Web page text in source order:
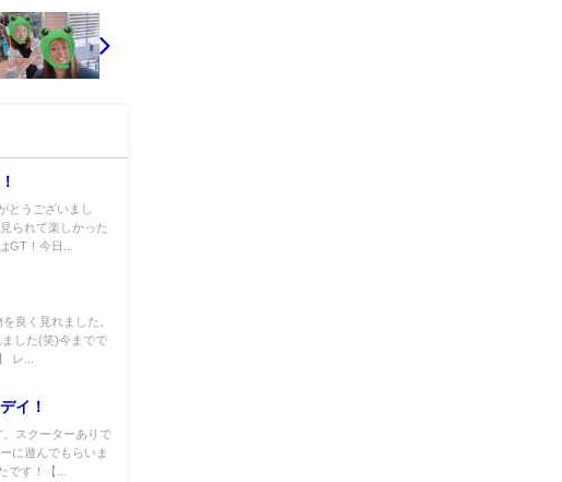
とうございまし
られて楽しかった
GT！今日...
良く見れました。
ました(笑)今までで
レ...
イ！
スクーターありで
に遊んでもらいま
です！【...